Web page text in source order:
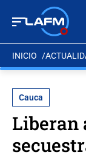
INICIO
Cauca
Liberan